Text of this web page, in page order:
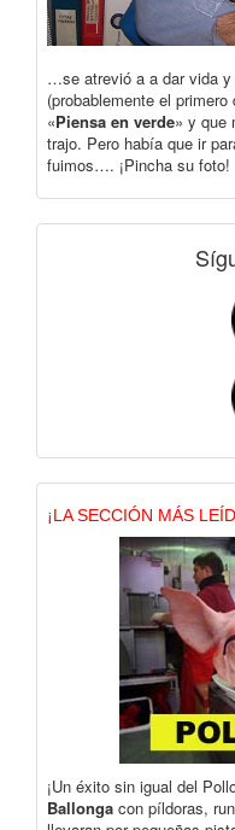
…se atrevió a a dar vida y
(probablemente el
«Piensa en verde» y que
trajo. Pero había que ir
fuimos…. ¡Pincha su foto!
¡LA SECCIÓN MÁS
¡Un éxito sin igual del
Ballonga con píldoras,